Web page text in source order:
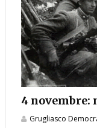
4 novembre:
Grugliasco